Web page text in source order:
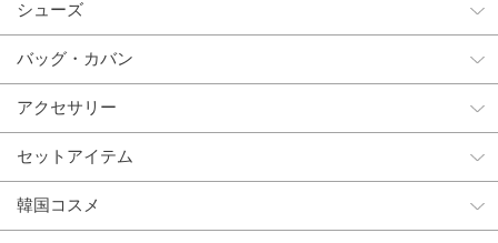
シューズ
バッグ・カバン
アクセサリー
セットアイテム
韓国コスメ